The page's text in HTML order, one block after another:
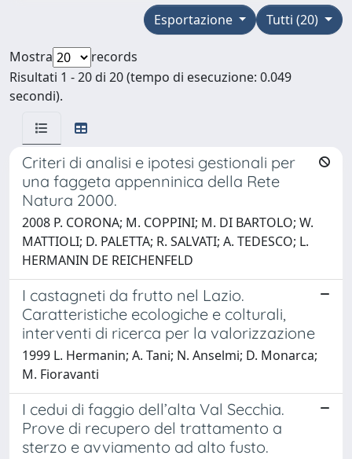
Tutti (20)
Esportazione
Mostra
records
Risultati 1 - 20 di 20 (tempo di esecuzione: 0.049
secondi).
Criteri di analisi e ipotesi gestionali per
una faggeta appenninica della Rete
Natura 2000.
2008 P. CORONA; M. COPPINI; M. DI BARTOLO; W.
MATTIOLI; D. PALETTA; R. SALVATI; A. TEDESCO; L.
HERMANIN DE REICHENFELD
I castagneti da frutto nel Lazio.
Caratteristiche ecologiche e colturali,
interventi di ricerca per la valorizzazione
1999 L. Hermanin; A. Tani; N. Anselmi; D. Monarca;
M. Fioravanti
I cedui di faggio dell’alta Val Secchia.
Prove di recupero del trattamento a
sterzo e avviamento ad alto fusto.